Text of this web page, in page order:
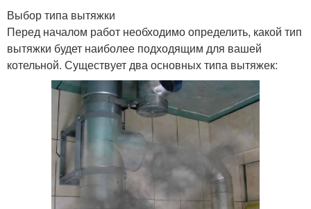
Выбор типа вытяжки
Перед началом работ необходимо определить, какой тип
вытяжки будет наиболее подходящим для вашей
котельной. Существует два основных типа вытяжек: